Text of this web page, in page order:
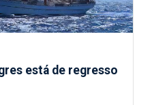
está de regresso